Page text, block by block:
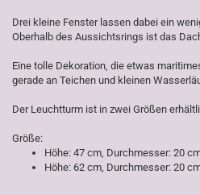
Drei kleine Fenster lassen dabei ein
Oberhalb des Aussichtsrings ist das
Eine tolle Dekoration, die etwas
gerade an Teichen und kleinen
Der Leuchtturm ist in zwei Größen
Größe:
Höhe: 47 cm, Durchmesser: 20
Höhe: 62 cm, Durchmesser: 20